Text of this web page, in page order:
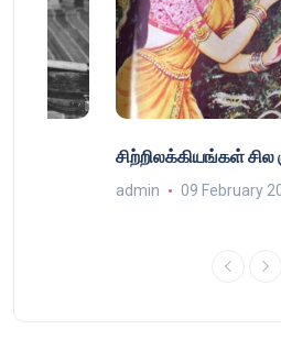
சிற்றிலக்கியங்கள் சில
admin 09 February